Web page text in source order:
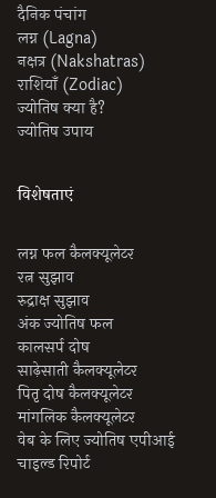
दैनिक पंचांग
लग्न (Lagna)
नक्षत्र (Nakshatras)
राशियाँ (Zodiac)
ज्योतिष क्या है?
ज्योतिष उपाय
विशेषताएं
लग्न फल कैलक्यूलेटर
रत्न सुझाव
रुद्राक्ष सुझाव
अंक ज्योतिष फल
कालसर्प दोष
साढ़ेसाती कैलक्यूलेटर
पितृ दोष कैलक्यूलेटर
मांगलिक कैलक्यूलेटर
वेब के लिए ज्योतिष एपीआई
चाइल्ड रिपोर्ट